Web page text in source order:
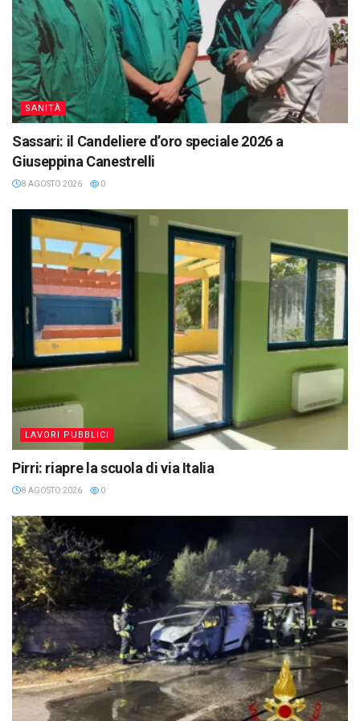
SANITÀ
Sassari: il Candeliere d’oro speciale 2026 a
Giuseppina Canestrelli
8 AGOSTO 2026 0
LAVORI PUBBLICI
Pirri: riapre la scuola di via Italia
8 AGOSTO 2026 0